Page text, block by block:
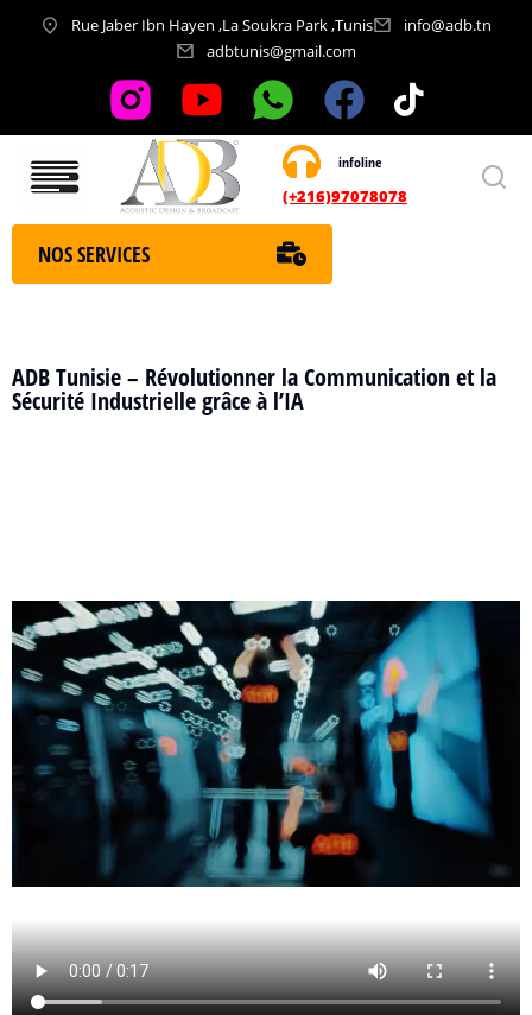
Rue Jaber Ibn Hayen ,La Soukra Park ,Tunis
info@adb.tn
adbtunis@gmail.com
infoline
(+216)97078078
Nos services
NOS SERVICES
ADB Tunisie – Révolutionner la Communication et la
Sécurité Industrielle grâce à l’IA